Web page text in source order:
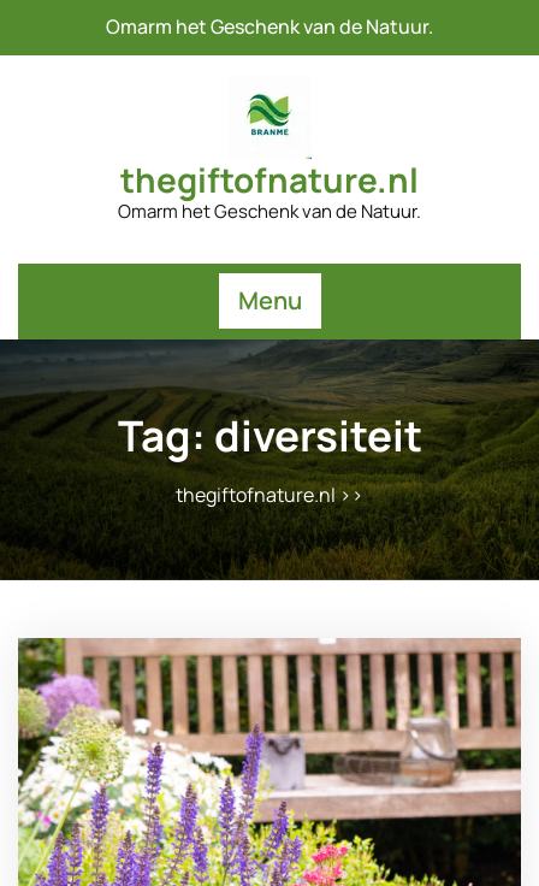
Omarm het Geschenk van de Natuur.
thegiftofnature.nl
Omarm het Geschenk van de Natuur.
Menu
Tag: diversiteit
thegiftofnature.nl>>